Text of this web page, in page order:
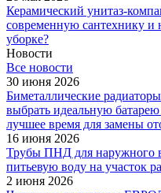
Керамический унитаз-
современную сантехнику и
уборке?
Новости
Все новости
30 июня 2026
Биметаллические
выбрать идеальную
лучшее время для замены
16 июня 2026
Трубы ПНД для наружного
питьевую воду на участок
2 июня 2026